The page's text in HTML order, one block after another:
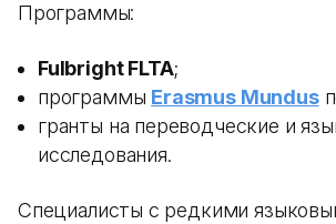
Программы:
Fulbright FLTA;
программы Erasmus Mundus
гранты на переводческие и
исследования.
Специалисты с редкими